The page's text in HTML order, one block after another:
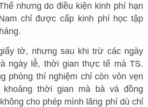
nhưng do điều kiện kinh phí hạn
chỉ được cấp kinh phí học tập
tờ, nhưng sau khi trừ các ngày
ngày lễ, thời gian thực tế mà TS.
phòng thí nghiệm chỉ còn vỏn vẹn
thời gian mà bà và đồng
cho phép mình lãng phí dù chỉ